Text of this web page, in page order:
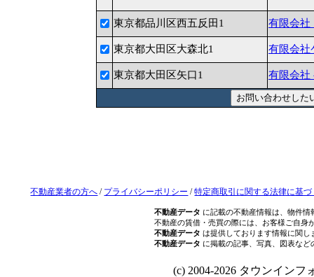
東京都品川区西五反田1 有限会社
東京都大田区大森北1 有限会社
東京都大田区矢口1 有限会社
不動産業者の方へ / プライバシーポリシー /特定商取引に関する法律に基
不動産データ に記載の不動産情報は、物件
不動産の賃借・売買の際には、お客様ご自身
不動産データ は提供しております情報に関し
不動産データ に掲載の記事、写真、図表な
(c) 2004-2026 タウンインフ